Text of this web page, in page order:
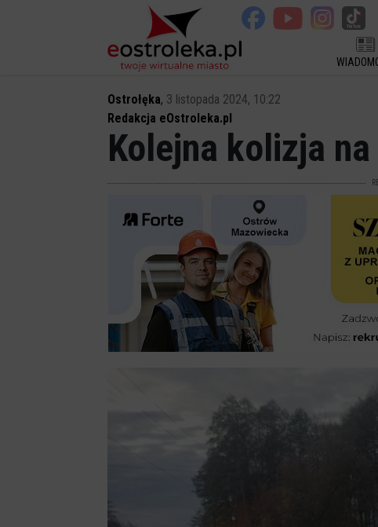
Ostrołęka, 3 listopada 2024, 10:22
Redakcja eOstroleka.pl
Kolejna kolizja